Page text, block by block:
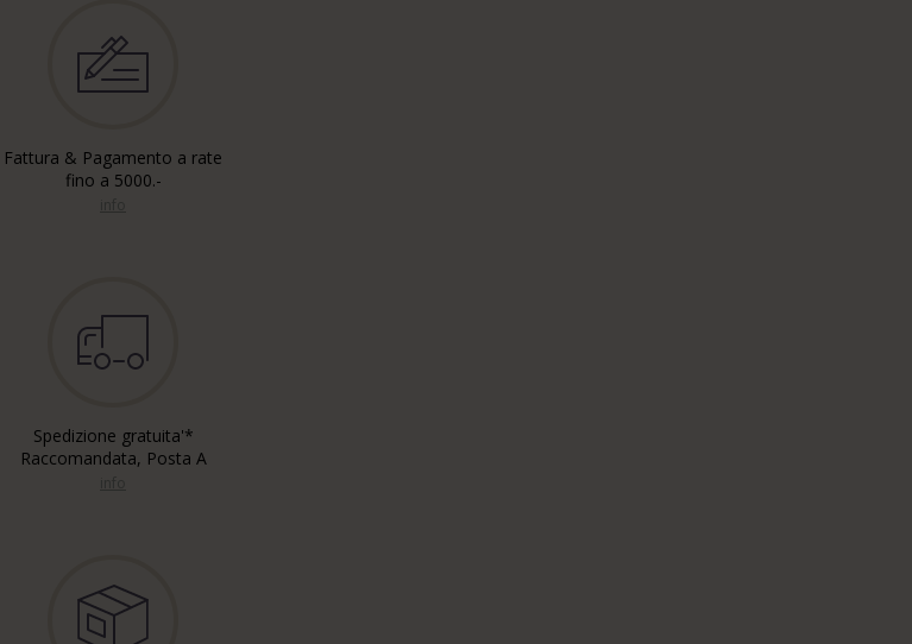
Fattura & Pagamento a rate
fino a 5000.-
Spedizione gratuita'*
Raccomandata, Posta A